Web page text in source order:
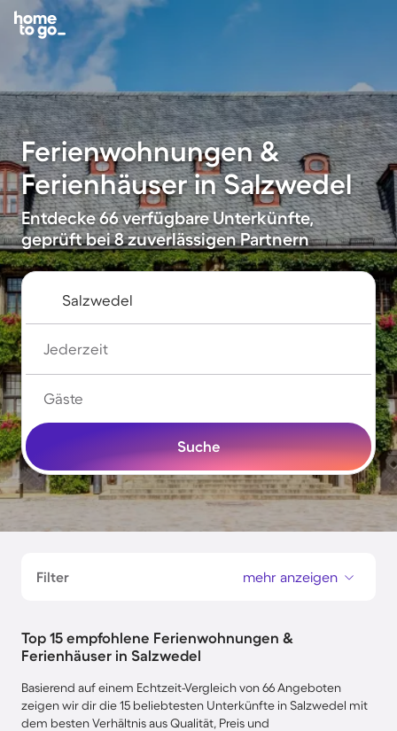
Ferienwohnungen &
Ferienhäuser in Salzwedel
Entdecke 66 verfügbare Unterkünfte,
geprüft bei 8 zuverlässigen Partnern
Jederzeit
Gäste
Suche
Filter mehr anzeigen
Top 15 empfohlene Ferienwohnungen &
Ferienhäuser in Salzwedel
Basierend auf einem Echtzeit-Vergleich von 66 Angeboten
zeigen wir dir die 15 beliebtesten Unterkünfte in Salzwedel mit
dem besten Verhältnis aus Qualität, Preis und